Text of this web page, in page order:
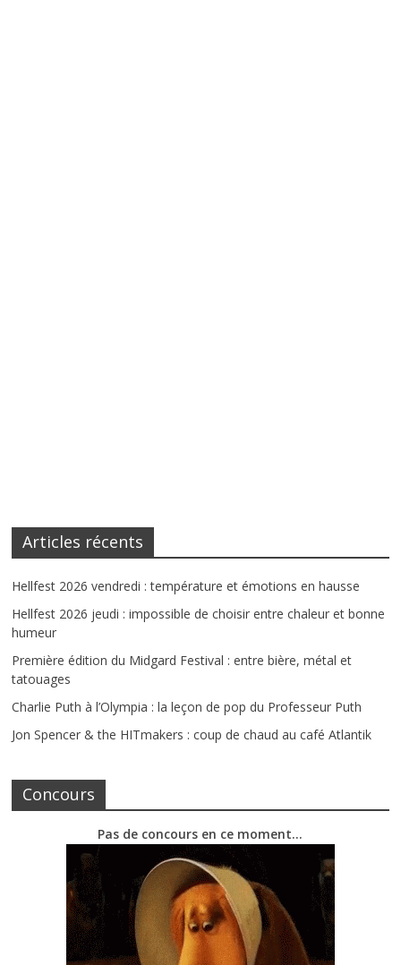
Articles récents
Hellfest 2026 vendredi : température et émotions en hausse
Hellfest 2026 jeudi : impossible de choisir entre chaleur et bonne
humeur
Première édition du Midgard Festival : entre bière, métal et
tatouages
Charlie Puth à l’Olympia : la leçon de pop du Professeur Puth
Jon Spencer & the HITmakers : coup de chaud au café Atlantik
Concours
Pas de concours en ce moment…